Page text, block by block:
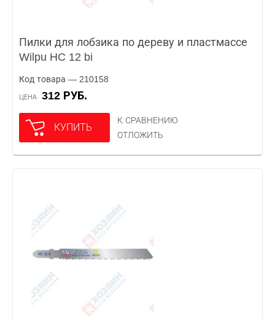
Пилки для лобзика по дереву и пластмассе
Wilpu HC 12 bi
Код товара — 210158
ЦЕНА 312 РУБ.
КУПИТЬ
К СРАВНЕНИЮ
ОТЛОЖИТЬ